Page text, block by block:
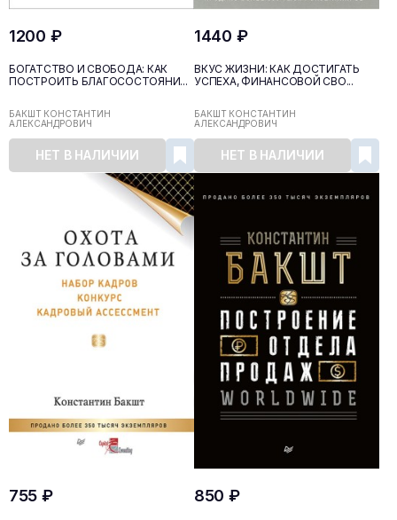
1200 ₽
БОГАТСТВО И СВОБОДА: КАК
ПОСТРОИТЬ БЛАГОСОСТОЯНИ...
БАКШТ КОНСТАНТИН
АЛЕКСАНДРОВИЧ
НЕТ В НАЛИЧИИ
1440 ₽
ВКУС ЖИЗНИ: КАК ДОСТИГАТЬ
УСПЕХА, ФИНАНСОВОЙ СВО...
БАКШТ КОНСТАНТИН
АЛЕКСАНДРОВИЧ
НЕТ В НАЛИЧИИ
755 ₽ 850 ₽